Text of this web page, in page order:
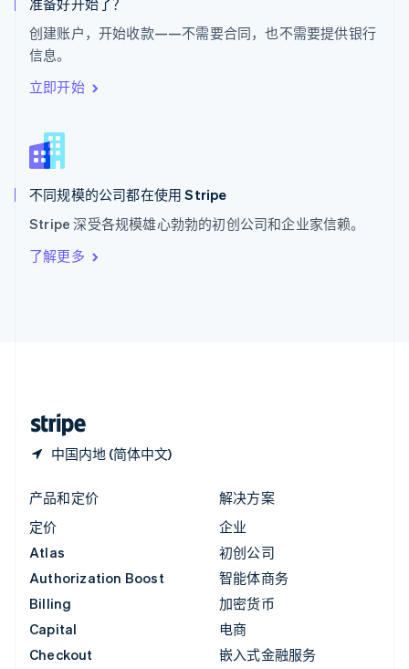
创建账户，开始收款——不需要合同，也不需要提供银行
信息。
立即开始
不同规模的公司都在使用 Stripe
Stripe 深受各规模雄心勃勃的初创公司和企业家信赖。
了解更多
中国内地 (简体中文)
English
西班牙
Español
新加坡
新西兰
English
匈牙利
English
ItalianoEnglish
印度
English
产品和定价
定价
Atlas
Authorization Boost
Billing
Capital
Checkout
解决方案
企业
初创公司
智能体商务
加密货币
电商
嵌入式金融服务